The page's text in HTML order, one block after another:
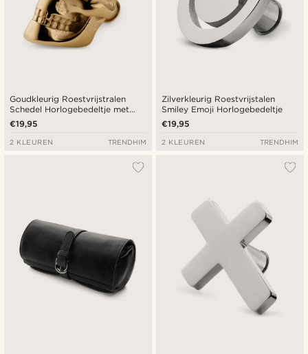
Goudkleurig Roestvrijstralen
Schedel Horlogebedeltje met
Blauwe Zirkoontjes
€19,95
2 KLEUREN TRENDHIM
Zilverkleurig Roestvrijstalen
Smiley Emoji Horlogebedeltje
€19,95
2 KLEUREN TRENDHIM